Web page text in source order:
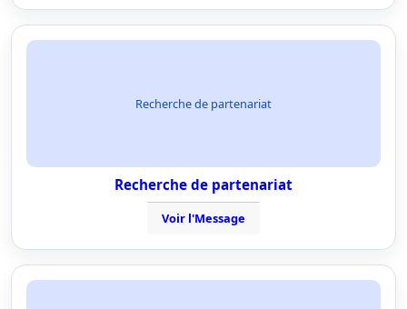
Recherche de partenariat
Recherche de partenariat
Voir l'Message